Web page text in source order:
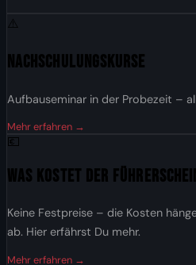
⚠️
Nachschulungskurse
Aufbauseminar in der Probezeit –
Mehr erfahren →
💶
Was kostet der
Keine Festpreise – die Kosten
ab. Hier erfährst Du mehr.
Mehr erfahren →